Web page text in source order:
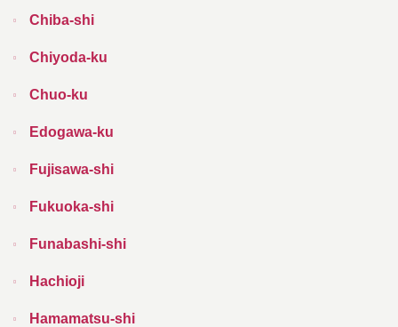
Chiba-shi
Chiyoda-ku
Chuo-ku
Edogawa-ku
Fujisawa-shi
Fukuoka-shi
Funabashi-shi
Hachioji
Hamamatsu-shi